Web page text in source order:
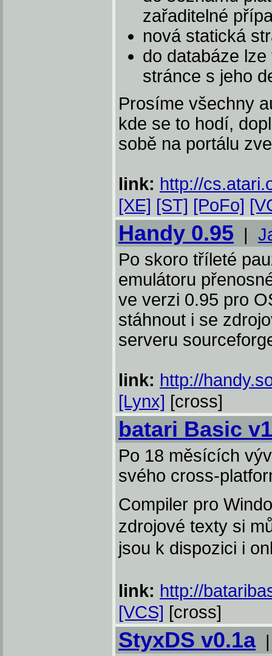
zařaditelné
nová statická
do databáze
stránce s jeho
Prosíme všechny
kde se to hodí,
sobě na portálu
link: http://
[XE] [ST] [PoFo]
Handy 0.95 |
Po skoro tříleté
emulátoru
ve verzi 0.95 pro
stáhnout i se
serveru
link: http://
[Lynx] [cross]
batari Basic
Po 18 měsících
svého cross-
Compiler pro
zdrojové texty si
jsou k dispozici i
link: http://
[VCS] [cross]
StyxDS v0.1a